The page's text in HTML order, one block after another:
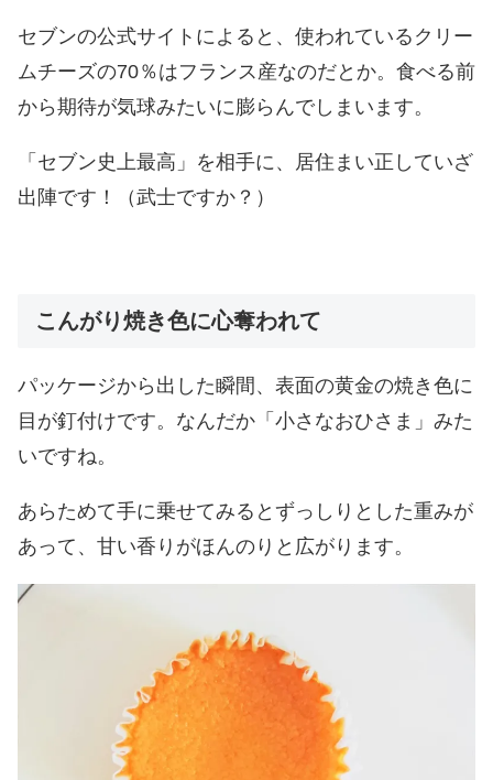
セブンの公式サイトによると、使われているクリー
ムチーズの70％はフランス産なのだとか。食べる前
から期待が気球みたいに膨らんでしまいます。
「セブン史上最高」を相手に、居住まい正していざ
出陣です！（武士ですか？）
こんがり焼き色に心奪われて
パッケージから出した瞬間、表面の黄金の焼き色に
目が釘付けです。なんだか「小さなおひさま」みた
いですね。
あらためて手に乗せてみるとずっしりとした重みが
あって、甘い香りがほんのりと広がります。